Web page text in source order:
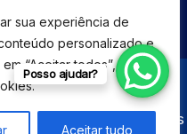
sua experiência de
personalizado e
“Aceitar todos”, você
Aceitar tudo
ESPECIALIZADA
os direitos reservados
Posso ajudar?